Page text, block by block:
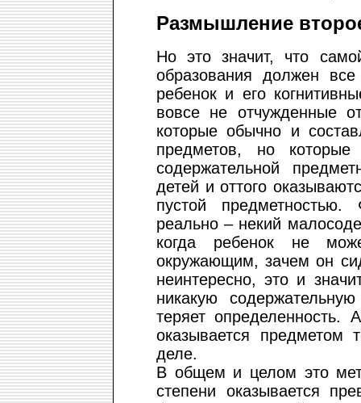
Размышление
Но это значит, что
образования должен
ребенок и его
вовсе не отчужденные
которые обычно и
предметов, но
содержательной
детей и оттого
пустой
реально – некий
когда ребенок не
окружающим, зачем он
неинтересно, это и
никакую
теряет определенность.
оказывается
деле.
В общем и целом это
степени оказывается